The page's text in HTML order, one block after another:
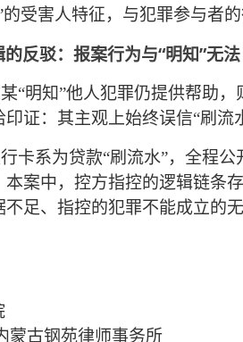
受害人特征，与犯罪参与者的
的反驳：报案行为与“明知”无
“明知”他人犯罪仍提供帮助
印证：其主观上始终误信“刷流
卡系为贷款“刷流水”，全程
本案中，控方指控的逻辑链条
足、指控的犯罪不能成立的
蒙古钢苑律师事务所